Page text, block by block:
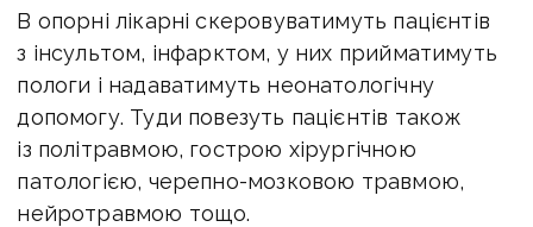
В опорні лікарні скеровуватимуть пацієнтів
з інсультом, інфарктом, у них прийматимуть
пологи і надаватимуть неонатологічну
допомогу. Туди повезуть пацієнтів також
із політравмою, гострою хірургічною
патологією, черепно-мозковою травмою,
нейротравмою тощо.